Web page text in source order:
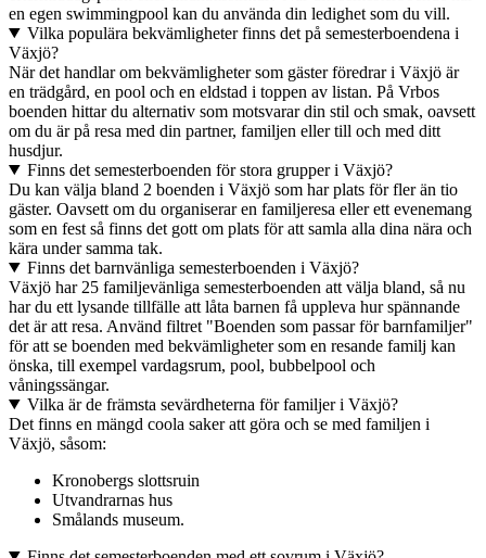
en egen swimmingpool kan du använda din ledighet som du vill.
Vilka populära bekvämligheter finns det på semesterboendena i
Växjö?
När det handlar om bekvämligheter som gäster föredrar i Växjö är
en trädgård, en pool och en eldstad i toppen av listan. På Vrbos
boenden hittar du alternativ som motsvarar din stil och smak, oavsett
om du är på resa med din partner, familjen eller till och med ditt
husdjur.
Finns det semesterboenden för stora grupper i Växjö?
Du kan välja bland 2 boenden i Växjö som har plats för fler än tio
gäster. Oavsett om du organiserar en familjeresa eller ett evenemang
som en fest så finns det gott om plats för att samla alla dina nära och
kära under samma tak.
Finns det barnvänliga semesterboenden i Växjö?
Växjö har 25 familjevänliga semesterboenden att välja bland, så nu
har du ett lysande tillfälle att låta barnen få uppleva hur spännande
det är att resa. Använd filtret "Boenden som passar för barnfamiljer"
för att se boenden med bekvämligheter som en resande familj kan
önska, till exempel vardagsrum, pool, bubbelpool och
våningssängar.
Vilka är de främsta sevärdheterna för familjer i Växjö?
Det finns en mängd coola saker att göra och se med familjen i
Växjö, såsom:
Kronobergs slottsruin
Utvandrarnas hus
Smålands museum.